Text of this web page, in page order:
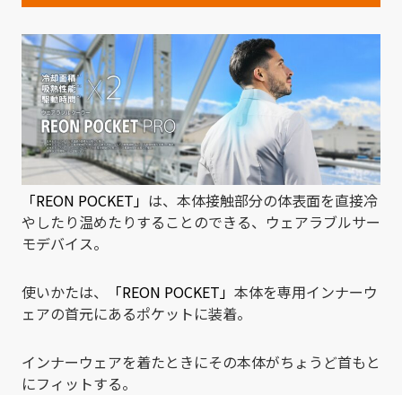
「REON POCKET」 は、本体接触部分の体表面を直接冷
やしたり温めたりすることのできる、ウェアラブルサー
モデバイス。
使いかたは、 「REON POCKET」 本体を専用インナーウ
ェアの首元にあるポケットに装着。
インナーウェアを着たときにその本体がちょうど首もと
にフィットする。